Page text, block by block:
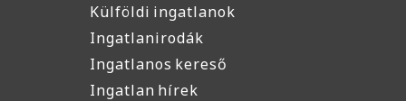
Külföldi ingatlanok
Ingatlanirodák
Ingatlanos kereső
Ingatlan hírek